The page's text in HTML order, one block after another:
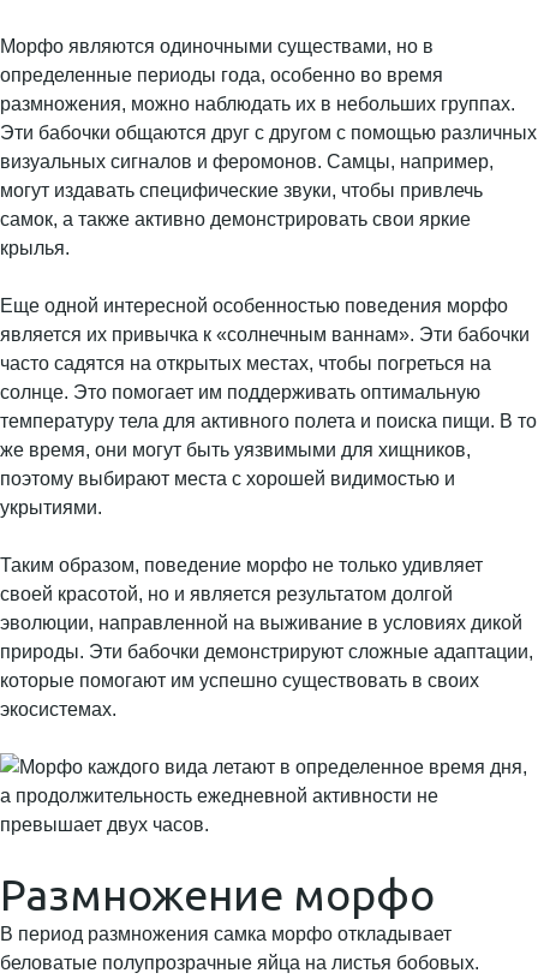
Морфо являются одиночными существами, но в
определенные периоды года, особенно во время
размножения, можно наблюдать их в небольших группах.
Эти бабочки общаются друг с другом с помощью различных
визуальных сигналов и феромонов. Самцы, например,
могут издавать специфические звуки, чтобы привлечь
самок, а также активно демонстрировать свои яркие
крылья.
Еще одной интересной особенностью поведения морфо
является их привычка к «солнечным ваннам». Эти бабочки
часто садятся на открытых местах, чтобы погреться на
солнце. Это помогает им поддерживать оптимальную
температуру тела для активного полета и поиска пищи. В то
же время, они могут быть уязвимыми для хищников,
поэтому выбирают места с хорошей видимостью и
укрытиями.
Таким образом, поведение морфо не только удивляет
своей красотой, но и является результатом долгой
эволюции, направленной на выживание в условиях дикой
природы. Эти бабочки демонстрируют сложные адаптации,
которые помогают им успешно существовать в своих
экосистемах.
Размножение морфо
В период размножения самка морфо откладывает
беловатые полупрозрачные яйца на листья бобовых.